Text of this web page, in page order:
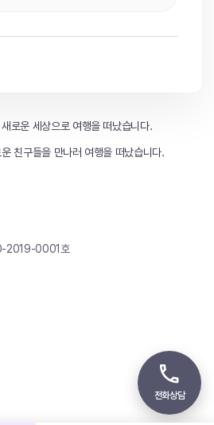
로운 세상으로 여행을 떠났습니다.
친구들을 만나러 여행을 떠났습니다.
2019-0001호
전화상담